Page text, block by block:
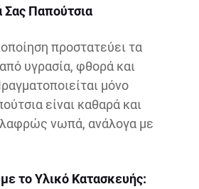
Σας Παπούτσια
προστατεύει τα
υγρασία, φθορά και
μόνο
είναι καθαρά και
νωπά, ανάλογα με
το Υλικό Κατασκευής: